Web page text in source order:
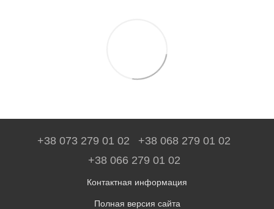
+38 073 279 01 02
+38 068 279 01 02
+38 066 279 01 02
Контактная информация
Полная версия сайта